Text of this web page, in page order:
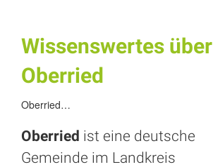
Wissenswertes über
Oberried
Oberried…
Oberried ist eine deutsche
Gemeinde im Landkreis